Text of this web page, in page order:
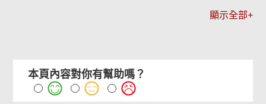
顯示全部+
本頁內容對你有幫助嗎？